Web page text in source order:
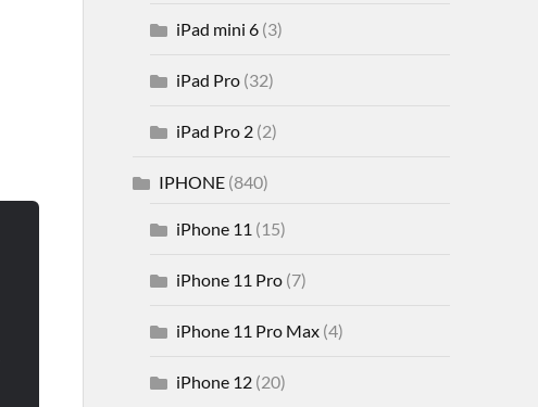
iPad mini 6(3)
iPad Pro(32)
iPad Pro 2(2)
IPHONE(840)
iPhone 11 (15)
iPhone 11 Pro(7)
iPhone 11 Pro Max(4)
iPhone 12(20)